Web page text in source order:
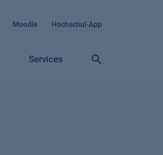
Moodle Hochschul-App
Services